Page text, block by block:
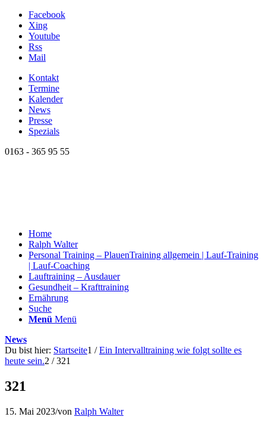
Facebook
Xing
Youtube
Rss
Mail
Kontakt
Termine
Kalender
News
Presse
Spezials
0163 - 365 95 55
Home
Ralph Walter
Personal Training – PlauenTraining allgemein | Lauf-Training
| Lauf-Coaching
Lauftraining – Ausdauer
Gesundheit – Krafttraining
Ernährung
Suche
Menü Menü
News
Du bist hier: Startseite1 / Ein Intervalltraining wie folgt sollte es
heute sein.2 / 321
321
15. Mai 2023/von Ralph Walter